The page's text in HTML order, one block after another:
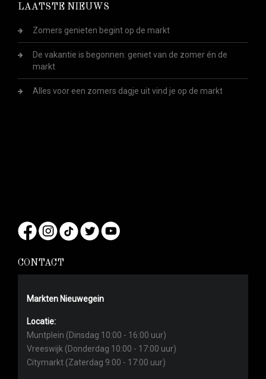
LAATSTE NIEUWS
Zomers genieten begint op de markt
De vakantie is begonnen: geniet van de zomer én de
markt
Alles voor een zomers dagje uit vind je op de markt
CONTACT
Markten Nieuwegein
Locatie:
Muntplein (Dinsdag 10:00 - 16:00 uur)
Vreeswijk (Donderdag 10:00 - 17:00 uur)
Citymarkt (Zaterdag 9:00 - 17:00 uur)